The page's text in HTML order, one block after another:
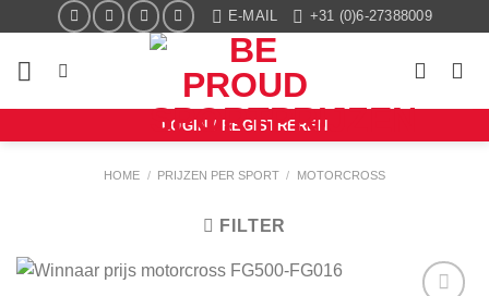
inhoud
E-MAIL +31 (0)6-27388009
LOGIN / REGISTREREN
HOME / PRIJZEN PER SPORT / MOTORCROSS
FILTER